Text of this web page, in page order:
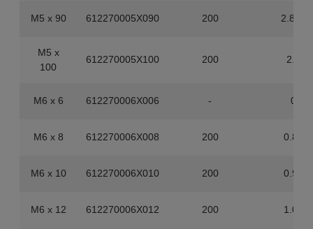
M5 x 90 612270005X090 200 2.804
M5 x
100
612270005X100 200 2.8
M6 x 6 612270006X006 - 0
M6 x 8 612270006X008 200 0.84
M6 x 10 612270006X010 200 0.94
M6 x 12 612270006X012 200 1.02